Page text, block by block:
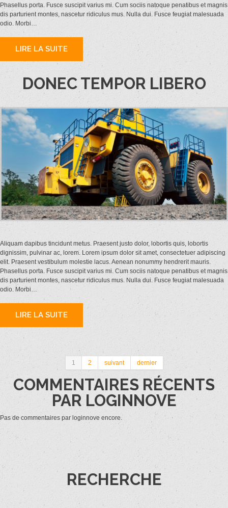
Phasellus porta. Fusce suscipit varius mi. Cum sociis natoque penatibus et magnis
dis parturient montes, nascetur ridiculus mus. Nulla dui. Fusce feugiat malesuada
odio. Morbi…
LIRE LA SUITE
DONEC TEMPOR LIBERO
Aliquam dapibus tincidunt metus. Praesent justo dolor, lobortis quis, lobortis
dignissim, pulvinar ac, lorem. Lorem ipsum dolor sit amet, consectetuer adipiscing
elit. Praesent vestibulum molestie lacus. Aenean nonummy hendrerit mauris.
Phasellus porta. Fusce suscipit varius mi. Cum sociis natoque penatibus et magnis
dis parturient montes, nascetur ridiculus mus. Nulla dui. Fusce feugiat malesuada
odio. Morbi…
LIRE LA SUITE
1 2 suivant dernier
COMMENTAIRES RÉCENTS
PAR LOGINNOVE
Pas de commentaires par loginnove encore.
RECHERCHE